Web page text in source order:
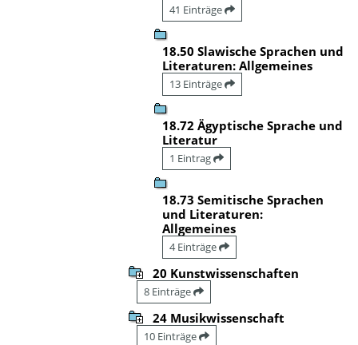
41 Einträge
18.50 Slawische Sprachen und
Literaturen: Allgemeines
13 Einträge
18.72 Ägyptische Sprache und
Literatur
1 Eintrag
18.73 Semitische Sprachen
und Literaturen:
Allgemeines
4 Einträge
20 Kunstwissenschaften
8 Einträge
24 Musikwissenschaft
10 Einträge